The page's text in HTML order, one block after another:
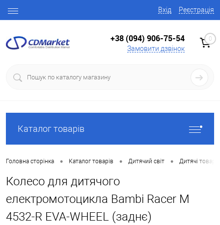
Вхід Реєстрація
+38 (094) 906-75-54
Замовити дзвінок
0
Каталог товарів
Головна сторінка • Каталог товарів • Дитячий світ • Дитячі
Колесо для дитячого
електромотоцикла Bambi Racer M
4532-R EVA-WHEEL (заднє)